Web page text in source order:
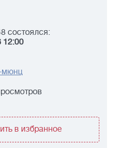
состоялся:
12:00
мюнц
в избранное